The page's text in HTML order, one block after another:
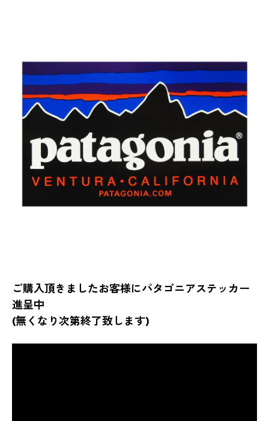
ご購入頂きましたお客様にパタゴニアステッカー
進呈中
(無くなり次第終了致します)